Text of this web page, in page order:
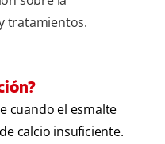
tratamientos.
cuando el esmalte
calcio insuficiente.